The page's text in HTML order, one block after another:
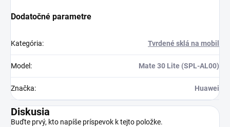
Dodatočné parametre
Kategória: Tvrdené sklá na mobil
Model : Mate 30 Lite (SPL-AL00)
Značka: Huawei
Diskusia
Buďte prvý, kto napíše príspevok k tejto položke.